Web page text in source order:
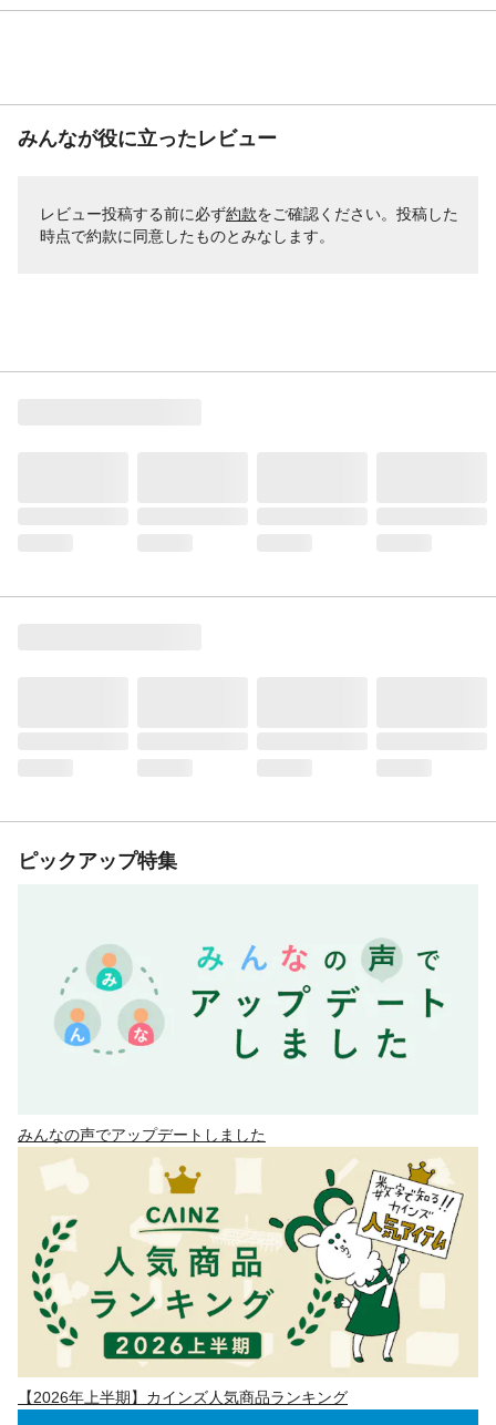
みんなが役に立ったレビュー
レビュー投稿する前に必ず約款をご確認ください。投稿した
時点で約款に同意したものとみなします。
ピックアップ特集
みんなの声でアップデートしました
【2026年上半期】カインズ人気商品ランキング